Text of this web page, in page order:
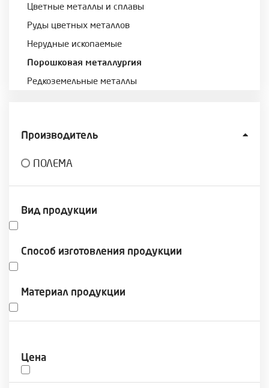
Цветные металлы и сплавы
Руды цветных металлов
Нерудные ископаемые
Порошковая металлургия
Редкоземельные металлы
Производитель
ПОЛЕМА
Вид продукции
Способ изготовления продукции
Материал продукции
Цена